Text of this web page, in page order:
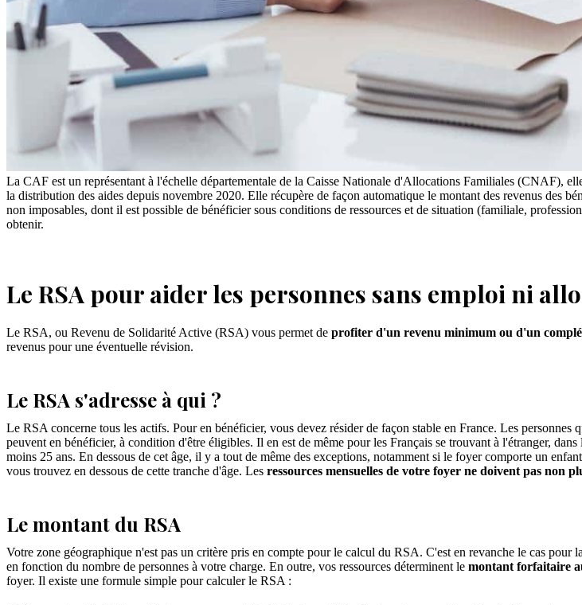
La CAF est un représentant à l'échelle départementale de la Caisse Nationale d'Allocations Familiales (CNAF),
la distribution des aides depuis novembre 2020. Elle récupère de façon automatique le montant des revenus des
non imposables, dont il est possible de bénéficier sous conditions de ressources et de situation (familiale,
obtenir.
Le RSA pour aider les personnes sans emploi ni
Le RSA, ou Revenu de Solidarité Active (RSA) vous permet de profiter d'un revenu minimum ou d'un
revenus pour une éventuelle révision.
Le RSA s'adresse à qui ?
Le RSA concerne tous les actifs. Pour en bénéficier, vous devez résider de façon stable en France. Les
peuvent en bénéficier, à condition d'être éligibles. Il en est de même pour les Français se trouvant à l'étranger,
moins 25 ans. En dessous de cet âge, il y a tout de même des exceptions, notamment si le foyer comporte un
vous trouvez en dessous de cette tranche d'âge. Les ressources mensuelles de votre foyer ne doivent pas non
Le montant du RSA
Votre zone géographique n'est pas un critère pris en compte pour le calcul du RSA. C'est en revanche le cas
en fonction du nombre de personnes à votre charge. En outre, vos ressources déterminent le montant forfaitaire
foyer. Il existe une formule simple pour calculer le RSA :